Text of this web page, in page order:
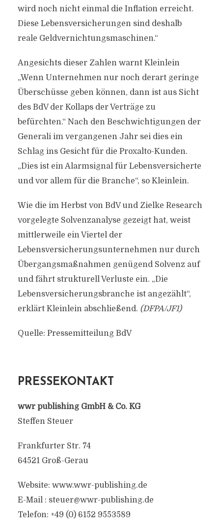
wird noch nicht einmal die Inflation erreicht.
Diese Lebensversicherungen sind deshalb
reale Geldvernichtungsmaschinen.“
Angesichts dieser Zahlen warnt Kleinlein
„Wenn Unternehmen nur noch derart geringe
Überschüsse geben können, dann ist aus Sicht
des BdV der Kollaps der Verträge zu
befürchten.“ Nach den Beschwichtigungen der
Generali im vergangenen Jahr sei dies ein
Schlag ins Gesicht für die Proxalto-Kunden.
„Dies ist ein Alarmsignal für Lebensversicherte
und vor allem für die Branche“, so Kleinlein.
Wie die im Herbst von BdV und Zielke Research
vorgelegte Solvenzanalyse gezeigt hat, weist
mittlerweile ein Viertel der
Lebensversicherungsunternehmen nur durch
Übergangsmaßnahmen genügend Solvenz auf
und fährt strukturell Verluste ein. „Die
Lebensversicherungsbranche ist angezählt“,
erklärt Kleinlein abschließend. (DFPA/JF1)
Quelle: Pressemitteilung BdV
PRESSEKONTAKT
wwr publishing GmbH & Co. KG
Steffen Steuer
Frankfurter Str. 74
64521 Groß-Gerau
Website: www.wwr-publishing.de
E-Mail : steuer@wwr-publishing.de
Telefon: +49 (0) 6152 9553589